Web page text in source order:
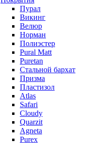
Пурал
Викинг
Велюр
Норман
Полиэстер
Pural Matt
Puretan
Стальной бархат
Призма
Пластизол
Atlas
Safari
Cloudy
Quarzit
Agneta
Purex